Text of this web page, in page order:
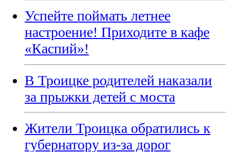
Успейте поймать летнее
настроение! Приходите в кафе
«Каспий»!
В Троицке родителей наказали
за прыжки детей с моста
Жители Троицка обратились к
губернатору из-за дорог